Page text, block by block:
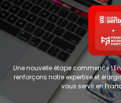
Une nouvelle étape commence !
renforçons notre expertise et
vous servir en